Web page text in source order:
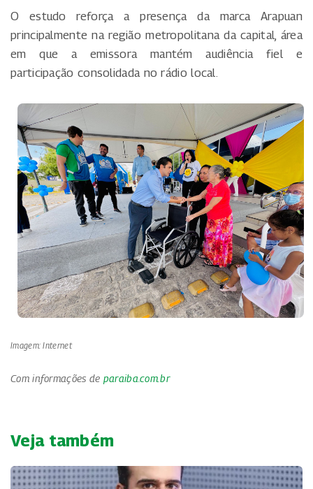
O estudo reforça a presença da marca Arapuan
principalmente na região metropolitana da capital, área
em que a emissora mantém audiência fiel e
participação consolidada no rádio local.
Imagem: Internet
Com informações de paraiba.com.br
Veja também